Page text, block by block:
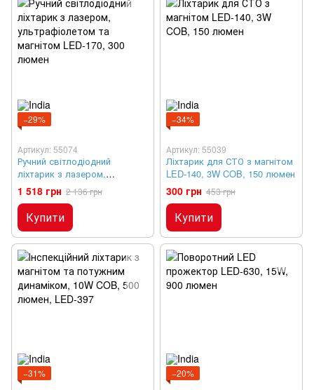
−29%
Артикул: 55074
Ручний світлодіодний
ліхтарик з лазером,
ультрафіолетом та магнітом
LED-170, 300 люмен
1 518 грн 2 136 грн
Купити
−34%
Артикул: 55039
Ліхтарик для СТО з магнітом
LED-140, 3W COB, 150 люмен
300 грн 453 грн
Купити
−31% −20%